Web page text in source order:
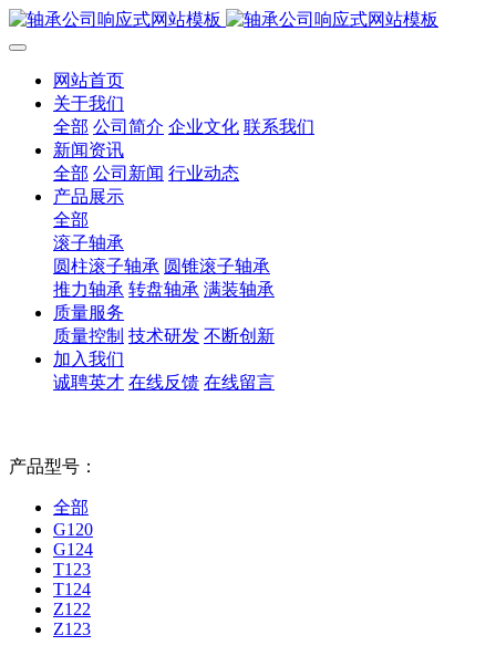
网站首页
关于我们
全部 公司简介 企业文化 联系我们
新闻资讯
全部 公司新闻 行业动态
产品展示
全部
滚子轴承
圆柱滚子轴承 圆锥滚子轴承
推力轴承 转盘轴承 满装轴承
质量服务
质量控制 技术研发 不断创新
加入我们
诚聘英才 在线反馈 在线留言
产品型号：
全部
G120
G124
T123
T124
Z122
Z123